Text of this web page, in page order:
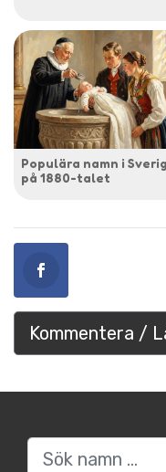
Populära namn i
på 1880-talet
Kommentera /
Sök